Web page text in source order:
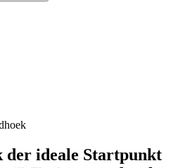
der ideale Startpunkt